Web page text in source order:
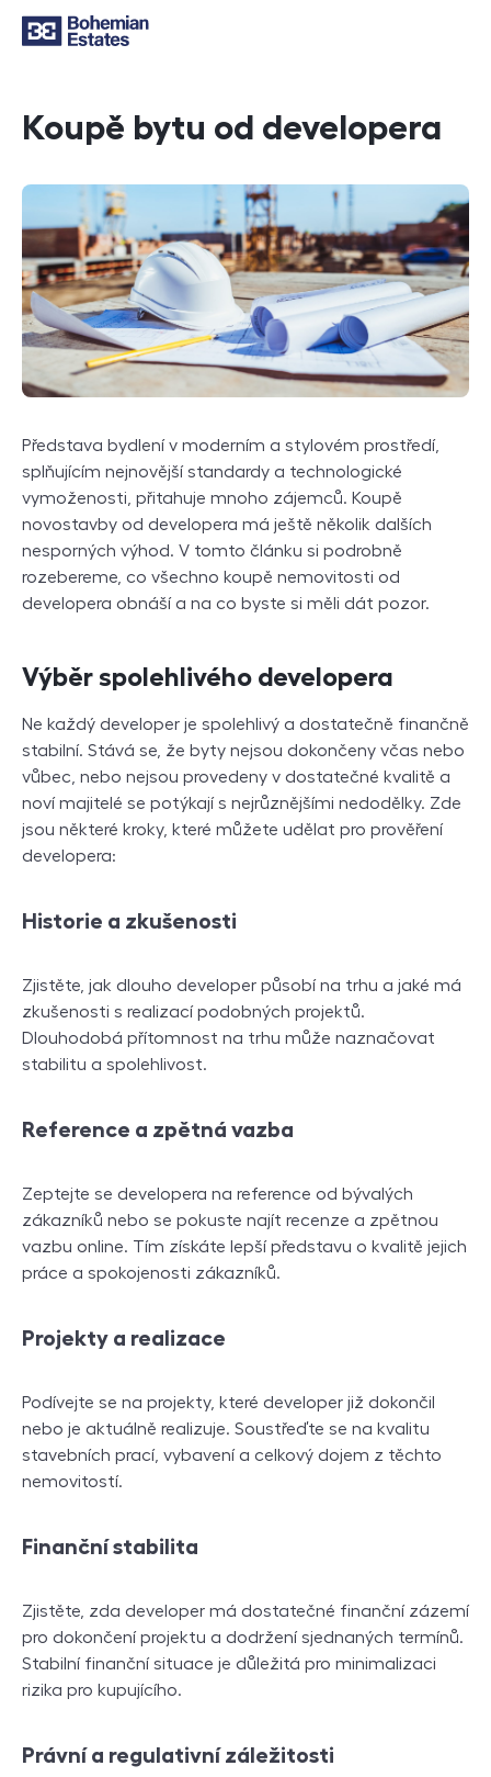
Koupě bytu od developera
Představa bydlení v moderním a stylovém prostředí,
splňujícím nejnovější standardy a technologické
vymoženosti, přitahuje mnoho zájemců. Koupě
novostavby od developera má ještě několik dalších
nesporných výhod. V tomto článku si podrobně
rozebereme, co všechno koupě nemovitosti od
developera obnáší a na co byste si měli dát pozor.
Výběr spolehlivého developera
Ne každý developer je spolehlivý a dostatečně finančně
stabilní. Stává se, že byty nejsou dokončeny včas nebo
vůbec, nebo nejsou provedeny v dostatečné kvalitě a
noví majitelé se potýkají s nejrůznějšími nedodělky. Zde
jsou některé kroky, které můžete udělat pro prověření
developera:
Historie a zkušenosti
Zjistěte, jak dlouho developer působí na trhu a jaké má
zkušenosti s realizací podobných projektů.
Dlouhodobá přítomnost na trhu může naznačovat
stabilitu a spolehlivost.
Reference a zpětná vazba
Zeptejte se developera na reference od bývalých
zákazníků nebo se pokuste najít recenze a zpětnou
vazbu online. Tím získáte lepší představu o kvalitě jejich
práce a spokojenosti zákazníků.
Projekty a realizace
Podívejte se na projekty, které developer již dokončil
nebo je aktuálně realizuje. Soustřeďte se na kvalitu
stavebních prací, vybavení a celkový dojem z těchto
nemovitostí.
Finanční stabilita
Zjistěte, zda developer má dostatečné finanční zázemí
pro dokončení projektu a dodržení sjednaných termínů.
Stabilní finanční situace je důležitá pro minimalizaci
rizika pro kupujícího.
Právní a regulativní záležitosti